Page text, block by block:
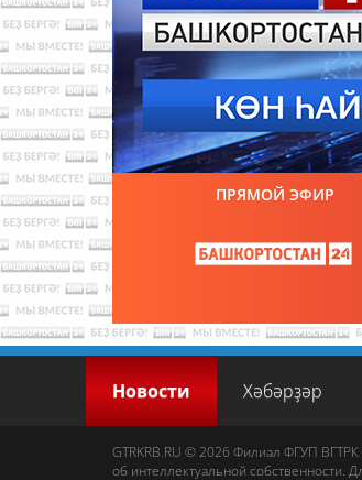
ПРЯМОЙ ЭФИР
Новости Хәбәрҙәр
GTRKRB.RU © 2026 Филиал ФГУП ВГТРК
об интеллектуальной собственности.